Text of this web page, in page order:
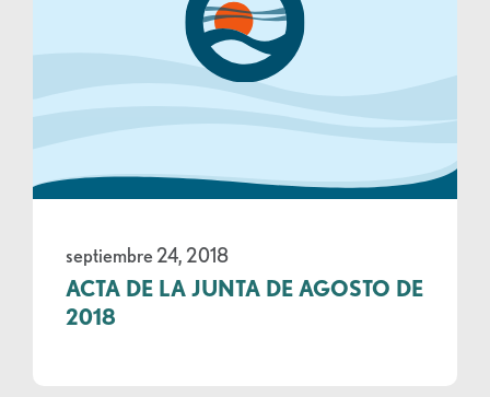
septiembre 24, 2018
ACTA DE LA JUNTA DE AGOSTO DE
2018